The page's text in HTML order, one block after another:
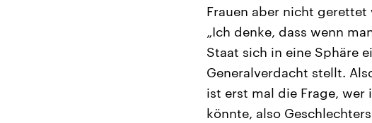
Frauen aber nicht
„Ich denke, dass wenn
Staat sich in eine Sphäre
Generalverdacht stellt.
ist erst mal die Frage,
könnte, also